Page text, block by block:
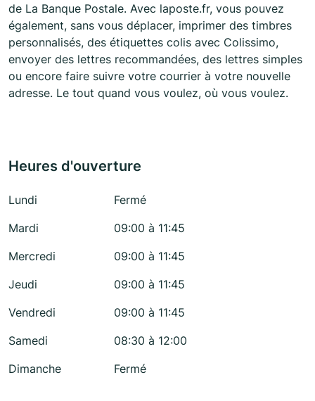
de La Banque Postale. Avec laposte.fr, vous pouvez
également, sans vous déplacer, imprimer des timbres
personnalisés, des étiquettes colis avec Colissimo,
envoyer des lettres recommandées, des lettres simples
ou encore faire suivre votre courrier à votre nouvelle
adresse. Le tout quand vous voulez, où vous voulez.
Heures d'ouverture
Lundi
Fermé
Mardi
09:00 à 11:45
Mercredi
09:00 à 11:45
Jeudi
09:00 à 11:45
Vendredi
09:00 à 11:45
Samedi
08:30 à 12:00
Dimanche
Fermé